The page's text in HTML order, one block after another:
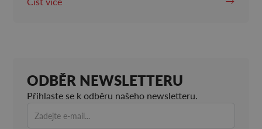
ODBĚR NEWSLETTERU
Přihlaste se k odběru našeho newsletteru.